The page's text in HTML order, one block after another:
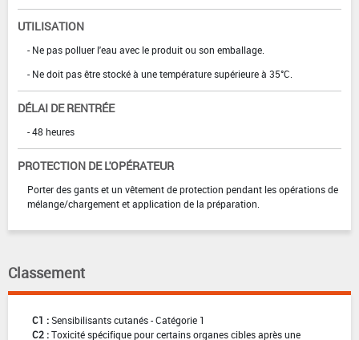
UTILISATION
- Ne pas polluer l'eau avec le produit ou son emballage.
- Ne doit pas être stocké à une température supérieure à 35°C.
DÉLAI DE RENTRÉE
- 48 heures
PROTECTION DE L'OPÉRATEUR
Porter des gants et un vêtement de protection pendant les opérations de
mélange/chargement et application de la préparation.
Classement
C1 :Sensibilisants cutanés - Catégorie 1
C2 :Toxicité spécifique pour certains organes cibles après une